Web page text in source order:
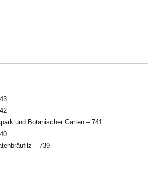
und Botanischer Garten – 741
– 739